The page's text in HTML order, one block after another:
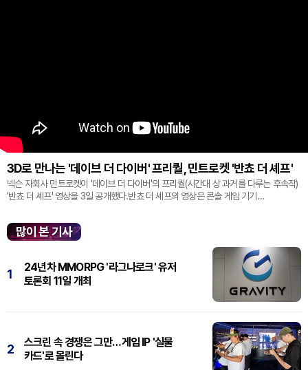
3D로 만나는 '데이브 더 다이버' 프리퀄, 민트로켓 '반쵸 더 셰프'
넥슨 자회사 민트로켓이 '데이브 더 다이버'의 프리퀄(시간대 상 과거를 다루는 후속작)
'반쵸 더 셰프' 영상을 3일 공개했다.반쵸 더 셰프의 영상은 콘솔 게임 기기
많이 본 기사
1
24년차 MMORPG '라그나로크' 유저
토론회 11일 개최
2
스크린 속 경쟁은 그만…게임 IP '실물
카드'로 몰린다